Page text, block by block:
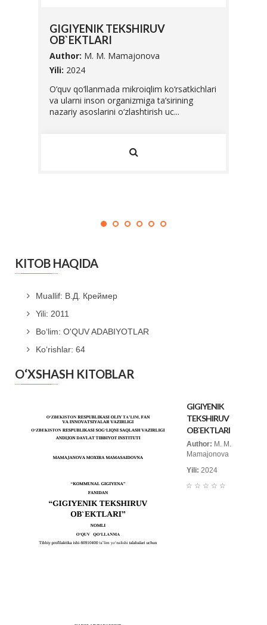
GIGIYENIK TEKSHIRUV
OB`EKTLARI
Author: M. M. Mamajonova
Yili: 2024
O‘quv qo‘llanmada mikroiqlim ko‘rsatkichlari
va ularni inson organizmiga ta’sirining
nazariy asoslarini o‘zlashtirish uc...
KITOB HAQIDA
Muallif: В.Д. Креймер
Yili: 2011
Bo‘lim: O'QUV ADABIYOTLAR
Ko‘rishlar: 64
O‘XSHASH KITOBLAR
GIGIYENIK
TEKSHIRUV
OB`EKTLARI
Author: M. M.
Mamajonova
Yili: 2024
☆
☆
☆
☆
☆